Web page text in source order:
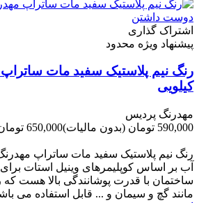
دوست داشتن
اشتراک گذاری
پیشنهاد ویژه محدود
کیلویی
مهدرنگ پردیس
590,000 تومان
(بدون مالیات)650,000 تومان
رنگ نیم پلاستیک سفید مات ساتراپ
آب بر اساس کوپلیمرهای وینیل استات
ساختمان با قدرت پوشانندگی بالا هست
مانند گچ و سیمان و ... قابل استفاده می